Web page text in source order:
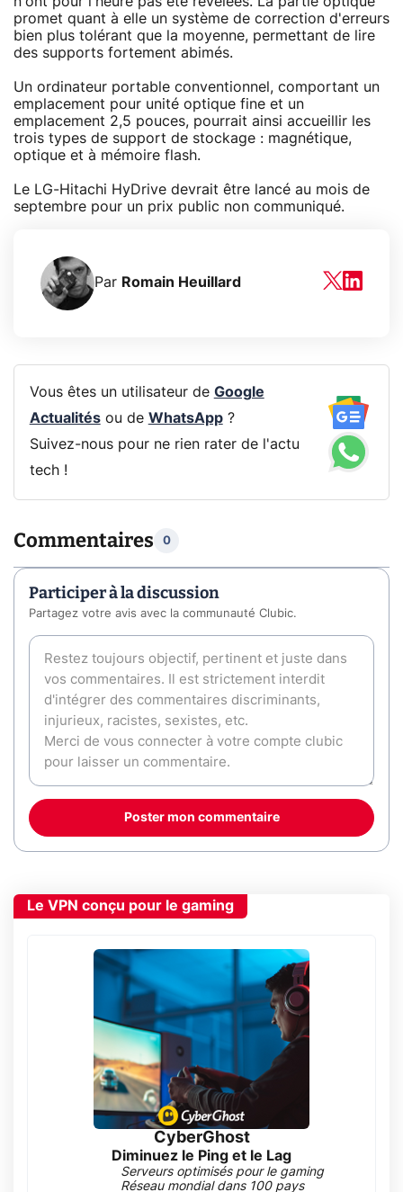
promet quant à elle un système de correction d'erreurs
bien plus tolérant que la moyenne, permettant de lire
des supports fortement abimés.
Un ordinateur portable conventionnel, comportant un
emplacement pour unité optique fine et un
emplacement 2,5 pouces, pourrait ainsi accueillir les
trois types de support de stockage : magnétique,
optique et à mémoire flash.
Le LG-Hitachi HyDrive devrait être lancé au mois de
septembre pour un prix public non communiqué.
Par Romain Heuillard
Vous êtes un utilisateur de Google
Actualitésou de WhatsApp?
Suivez-nous pour ne rien rater de l'actu
tech !
Commentaires 0
Participer à la discussion
Partagez votre avis avec la communauté Clubic.
Poster mon commentaire
Le VPN conçu pour le gaming
CyberGhost
Diminuez le Ping et le Lag
Serveurs optimisés pour le gaming
Réseau mondial dans 100 pays